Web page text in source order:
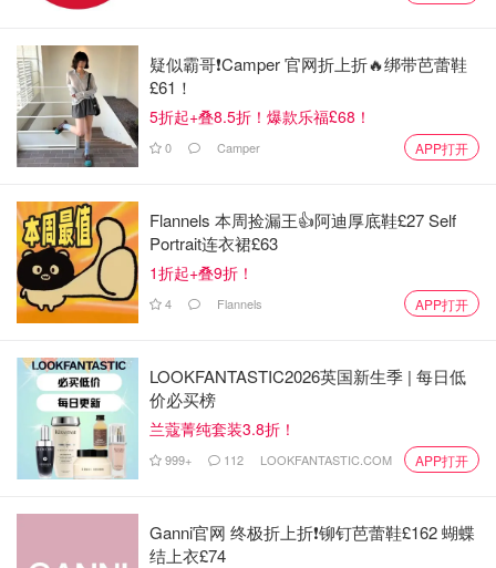
疑似霸哥❗️Camper 官网折上折🔥绑带芭蕾鞋
£61！
5折起+叠8.5折！爆款乐福£68！
0 Camper APP打开
Flannels 本周捡漏王👍阿迪厚底鞋£27 Self
Portrait连衣裙£63
1折起+叠9折！
4 Flannels APP打开
LOOKFANTASTIC2026英国新生季 | 每日低
价必买榜
兰蔻菁纯套装3.8折！
999+ 112 LOOKFANTASTIC.COM APP打开
Ganni官网 终极折上折❗️铆钉芭蕾鞋£162 蝴蝶
结上衣£74